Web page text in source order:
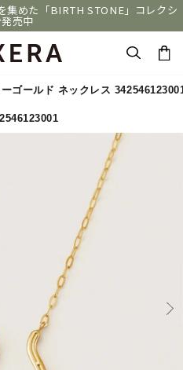
集めた「BIRTH STONE」コレクシ
売中
キーワードで検索する
#エタニティ
ゴールド ネックレス